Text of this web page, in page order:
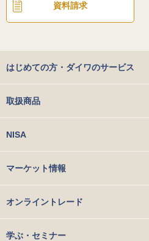
資料請求
はじめての方・ダイワのサービス
取扱商品
NISA
マーケット情報
オンライントレード
学ぶ・セミナー